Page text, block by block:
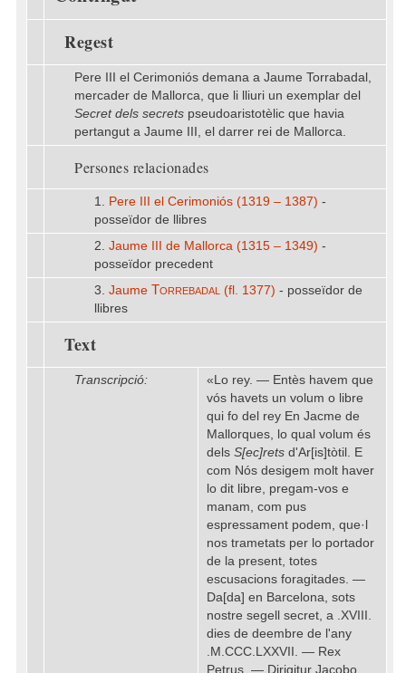
Regest
Pere III el Cerimoniós demana a Jaume Torrabadal,
mercader de Mallorca, que li lliuri un exemplar del
Secret dels secrets pseudoaristotèlic que havia
pertangut a Jaume III, el darrer rei de Mallorca.
Persones relacionades
1. Pere III el Cerimoniós (1319 – 1387) -
posseïdor de llibres
2. Jaume III de Mallorca (1315 – 1349) -
posseïdor precedent
3. Jaume Torrebadal (fl. 1377) - posseïdor de
llibres
Text
Transcripció:
«Lo rey. — Entès havem que
vós havets un volum o libre
qui fo del rey En Jacme de
Mallorques, lo qual volum és
dels S[ec]rets d'Ar[is]tòtil. E
com Nós desigem molt haver
lo dit libre, pregam-vos e
manam, com pus
espressament podem, que·l
nos trametats per lo portador
de la present, totes
escusacions foragitades. —
Da[da] en Barcelona, sots
nostre segell secret, a .XVIII.
dies de deembre de l'any
.M.CCC.LXXVII. — Rex
Petrus. — Dirigitur Jacobo